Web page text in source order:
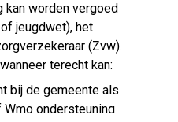
mantelzor
vervangende-zorg
worden vergoed
jeugdwet), het
(Zvw).
terecht kan:
bij de gemeente als
ondersteuning